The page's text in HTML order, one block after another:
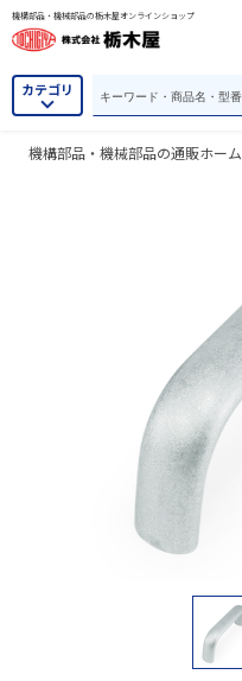
機構部品・機械部品の栃木屋オンラインショップ
カテゴリ
機構部品・機械部品の通販ホーム